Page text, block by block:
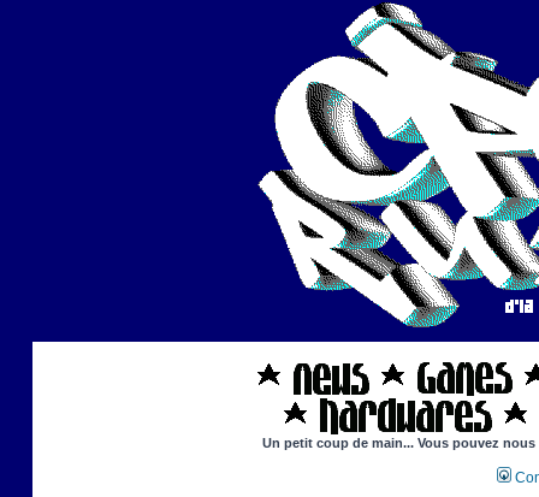
Un petit coup de main... Vous pouvez